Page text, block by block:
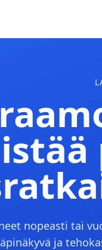
nopeasti tai
ja